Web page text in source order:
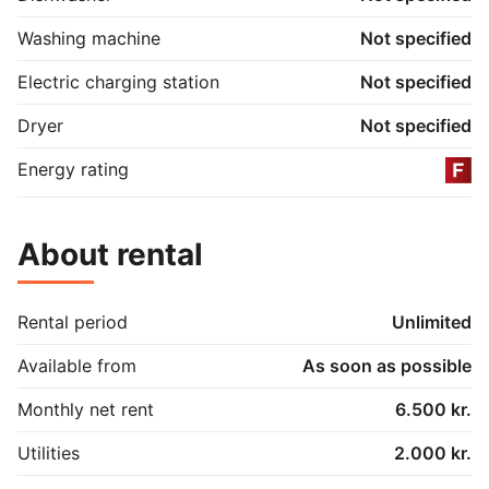
Washing machine
Not specified
Electric charging station
Not specified
Dryer
Not specified
Energy rating
About rental
Rental period
Unlimited
Available from
As soon as possible
Monthly net rent
6.500 kr.
Utilities
2.000 kr.